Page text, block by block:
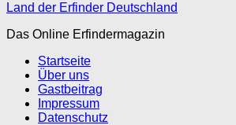
Land der Erfinder Deutschland
Das Online Erfindermagazin
Startseite
Über uns
Gastbeitrag
Impressum
Datenschutz